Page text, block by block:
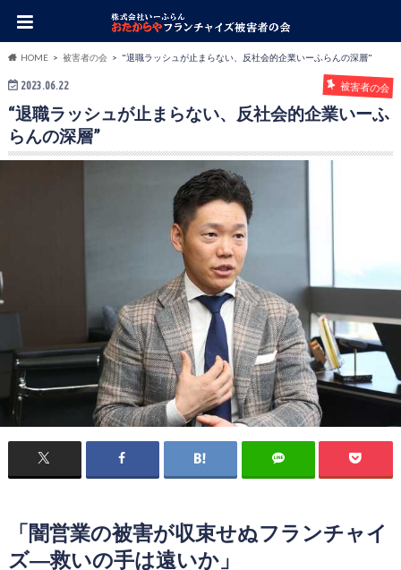
HOME 被害者の会 "退職ラッシュが止まらない、反社会的企業いーふらんの深層"
2023.06.22 被害者の会
“退職ラッシュが止まらない、反社会的企業いーふ
らんの深層”
「闇営業の被害が収束せぬフランチャイ
ズ―救いの手は遠いか」